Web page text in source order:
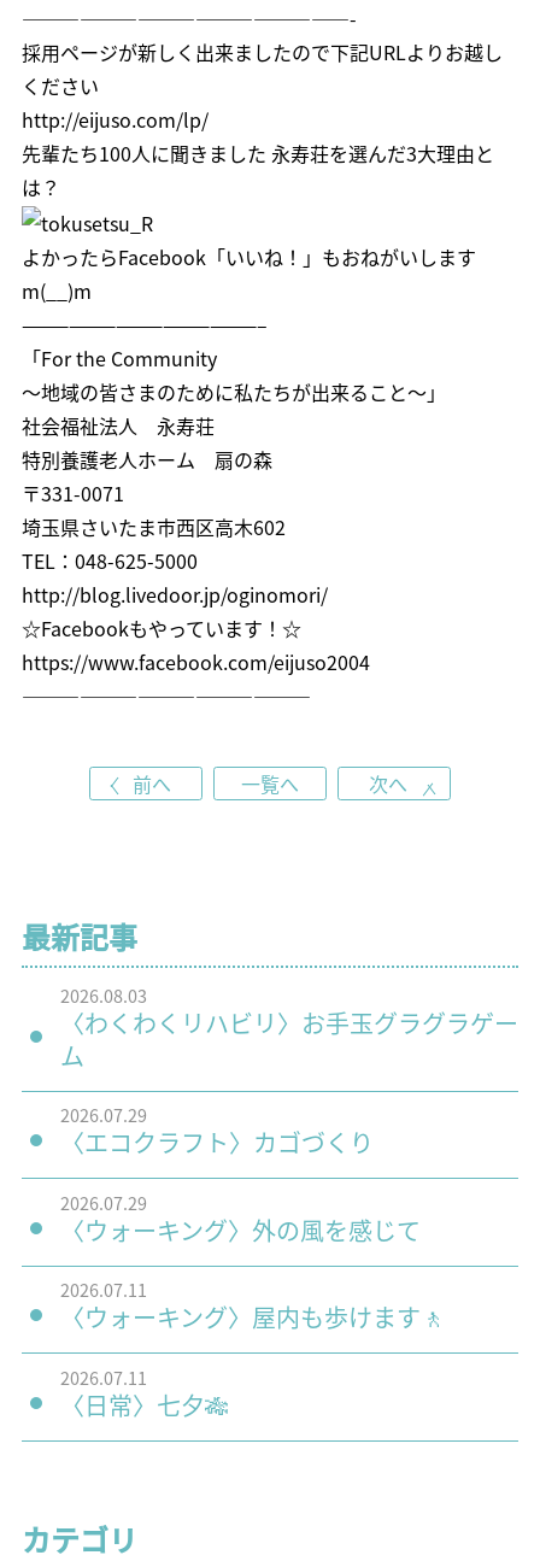
—————————————————-
採用ページが新しく出来ましたので下記URLよりお越し
ください
http://eijuso.com/lp/
先輩たち100人に聞きました 永寿荘を選んだ3大理由と
は？
よかったらFacebook「いいね！」 もおねがいします
m(__)m
———————————————–
「For the Community
～地域の皆さまのために私たちが出来ること～」
社会福祉法人 永寿荘
特別養護老人ホーム 扇の森
〒331-0071
埼玉県さいたま市西区高木602
TEL：048-625-5000
http://blog.livedoor.jp/oginomori/
☆Facebookもやっています！☆
https://www.facebook.com/eijuso2004
———————————————
前へ 一覧へ 次へ
最新記事
2026.08.03
〈わくわくリハビリ〉お手玉グラグラゲー
ム
2026.07.29
〈エコクラフト〉カゴづくり
2026.07.29
〈ウォーキング〉外の風を感じて
2026.07.11
〈ウォーキング〉屋内も歩けます🚶
2026.07.11
〈日常〉七夕🎋
カテゴリ